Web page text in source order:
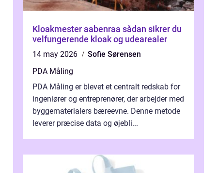
Kloakmester aabenraa sådan sikrer du
velfungerende kloak og udearealer
14 may 2026
Sofie Sørensen
PDA Måling
PDA Måling er blevet et centralt redskab for
ingeniører og entreprenører, der arbejder med
byggematerialers bæreevne. Denne metode
leverer præcise data og øjebli...